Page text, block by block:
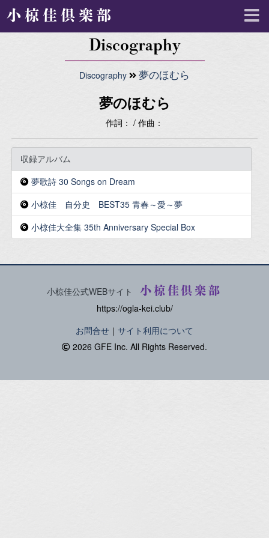
小椋佳倶楽部
Discography
Discography 夢のほむら
夢のほむら
作詞： / 作曲：
収録アルバム
夢歌詩 30 Songs on Dream
小椋佳 自分史 BEST35 青春～愛～夢
小椋佳大全集 35th Anniversary Special Box
小椋佳公式WEBサイト 小椋佳倶楽部
https://ogla-kei.club/
お問合せ ｜ サイト利用について
2026 GFE Inc. All Rights Reserved.